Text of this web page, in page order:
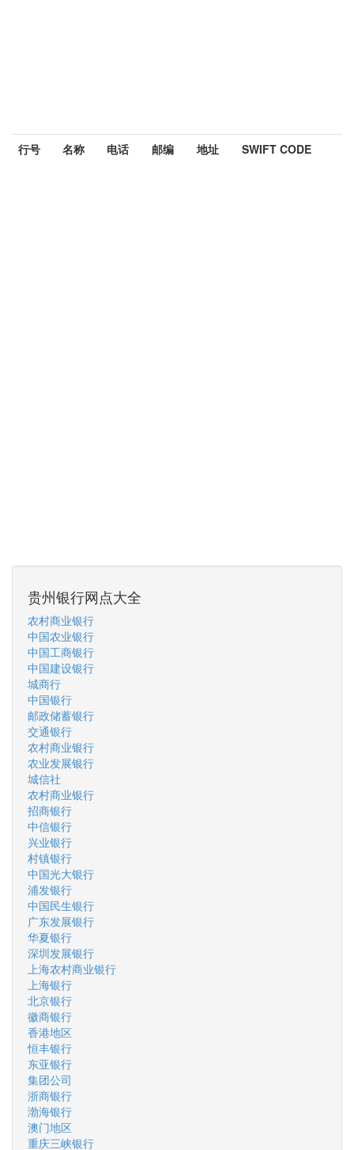
行号 名称 电话 邮编 地址 SWIFT CODE
贵州银行网点大全
农村商业银行
中国农业银行
中国工商银行
中国建设银行
城商行
中国银行
邮政储蓄银行
交通银行
农村商业银行
农业发展银行
城信社
农村商业银行
招商银行
中信银行
兴业银行
村镇银行
中国光大银行
浦发银行
中国民生银行
广东发展银行
华夏银行
深圳发展银行
上海农村商业银行
上海银行
北京银行
徽商银行
香港地区
恒丰银行
东亚银行
集团公司
浙商银行
渤海银行
澳门地区
重庆三峡银行